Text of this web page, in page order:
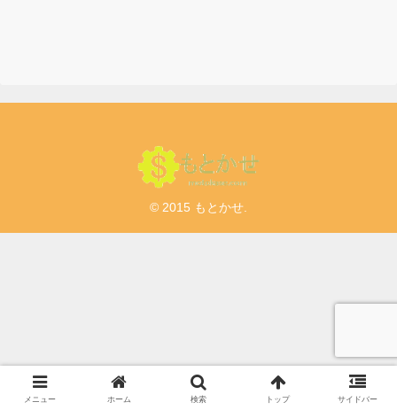
© 2015 もとかせ.
メニュー ホーム 検索 トップ サイドバー